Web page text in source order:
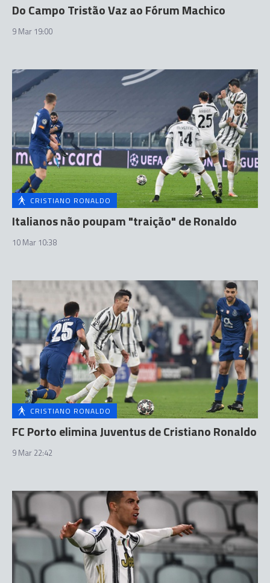
Do Campo Tristão Vaz ao Fórum Machico
9 Mar 19:00
CRISTIANO RONALDO
Italianos não poupam "traição" de Ronaldo
10 Mar 10:38
CRISTIANO RONALDO
FC Porto elimina Juventus de Cristiano Ronaldo
9 Mar 22:42